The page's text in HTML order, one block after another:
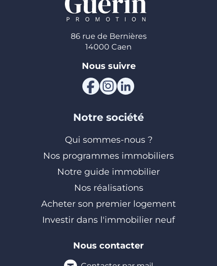
86 rue de Bernières
14000 Caen
Nous suivre
Notre société
Qui sommes-nous ?
Nos programmes immobiliers
Notre guide immobilier
Nos réalisations
Acheter son premier logement
Investir dans l'immobilier neuf
Nous contacter